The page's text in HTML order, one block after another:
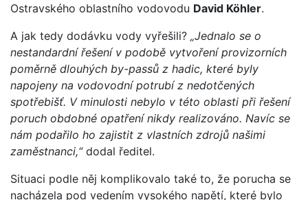
Ostravského oblastního vodovodu David Köhler.
A jak tedy dodávku vody vyřešili? „Jednalo se o
nestandardní řešení v podobě vytvoření provizorních
poměrně dlouhých by-passů z hadic, které byly
napojeny na vodovodní potrubí z nedotčených
spotřebišť. V minulosti nebylo v této oblasti při řešení
poruch obdobné opatření nikdy realizováno. Navíc se
nám podařilo ho zajistit z vlastních zdrojů našimi
zaměstnanci,“dodal ředitel.
Situaci podle něj komplikovalo také to, že porucha se
nacházela pod vedením vysokého napětí, které bylo